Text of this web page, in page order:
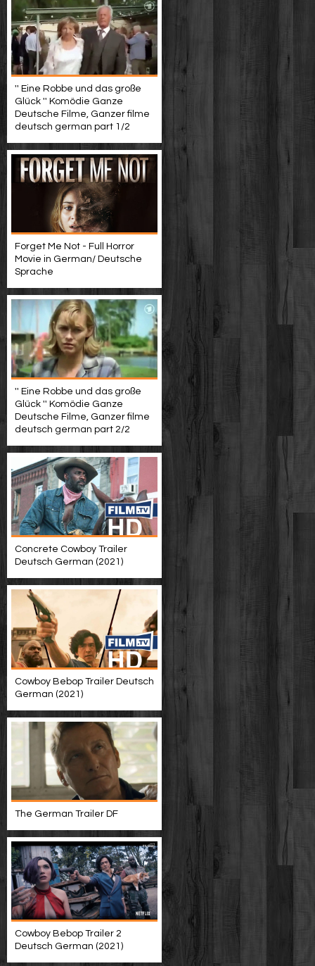
'' Eine Robbe und das große
Glück '' Komödie Ganze
Deutsche Filme, Ganzer filme
deutsch german part 1/2
Forget Me Not - Full Horror
Movie in German/ Deutsche
Sprache
'' Eine Robbe und das große
Glück '' Komödie Ganze
Deutsche Filme, Ganzer filme
deutsch german part 2/2
Concrete Cowboy Trailer
Deutsch German (2021)
Cowboy Bebop Trailer Deutsch
German (2021)
The German Trailer DF
Cowboy Bebop Trailer 2
Deutsch German (2021)